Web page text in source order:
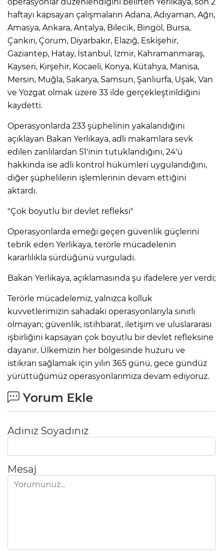
haftayı kapsayan çalışmaların Adana, Adıyaman, Ağrı,
Amasya, Ankara, Antalya, Bilecik, Bingöl, Bursa,
Çankırı, Çorum, Diyarbakır, Elazığ, Eskişehir,
Gaziantep, Hatay, İstanbul, İzmir, Kahramanmaraş,
Kayseri, Kırşehir, Kocaeli, Konya, Kütahya, Manisa,
Mersin, Muğla, Sakarya, Samsun, Şanlıurfa, Uşak, Van
ve Yozgat olmak üzere 33 ilde gerçekleştirildiğini
kaydetti.
Operasyonlarda 233 şüphelinin yakalandığını
açıklayan Bakan Yerlikaya, adli makamlara sevk
edilen zanlılardan 51'inin tutuklandığını, 24'ü
hakkında ise adli kontrol hükümleri uygulandığını,
diğer şüphelilerin işlemlerinin devam ettiğini
aktardı.
"Çok boyutlu bir devlet refleksi"
Operasyonlarda emeği geçen güvenlik güçlerini
tebrik eden Yerlikaya, terörle mücadelenin
kararlılıkla sürdüğünü vurguladı.
Bakan Yerlikaya, açıklamasında şu ifadelere yer verdi;
Terörle mücadelemiz, yalnızca kolluk
kuvvetlerimizin sahadaki operasyonlarıyla sınırlı
olmayan; güvenlik, istihbarat, iletişim ve uluslararası
işbirliğini kapsayan çok boyutlu bir devlet refleksine
dayanır. Ülkemizin her bölgesinde huzuru ve
istikrarı sağlamak için yılın 365 günü, gece gündüz
yürüttüğümüz operasyonlarımıza devam ediyoruz.
Yorum Ekle
Adınız Soyadınız
Mesaj